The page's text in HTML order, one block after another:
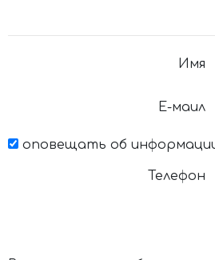
Имя
Е-маил
оповещать об
Телефон